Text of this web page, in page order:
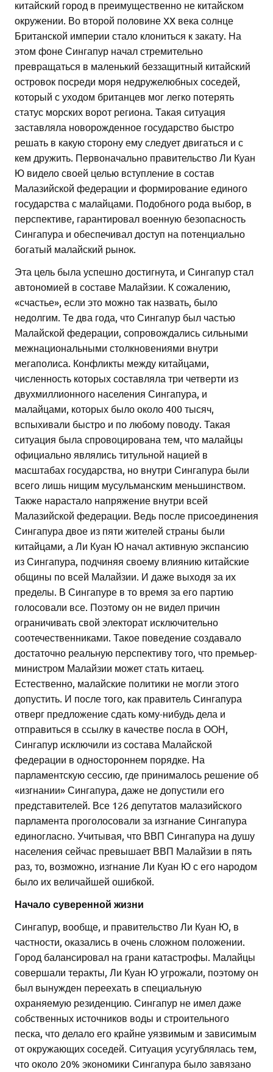
китайский город в преимущественно не китайском
окружении. Во второй половине XX века солнце
Британской империи стало клониться к закату. На
этом фоне Сингапур начал стремительно
превращаться в маленький беззащитный китайский
островок посреди моря недружелюбных соседей,
который с уходом британцев мог легко потерять
статус морских ворот региона. Такая ситуация
заставляла новорожденное государство быстро
решать в какую сторону ему следует двигаться и с
кем дружить. Первоначально правительство Ли Куан
Ю видело своей целью вступление в состав
Малазийской федерации и формирование единого
государства с малайцами. Подобного рода выбор, в
перспективе, гарантировал военную безопасность
Сингапура и обеспечивал доступ на потенциально
богатый малайский рынок.
Эта цель была успешно достигнута, и Сингапур стал
автономией в составе Малайзии. К сожалению,
«счастье», если это можно так назвать, было
недолгим. Те два года, что Сингапур был частью
Малайской федерации, сопровождались сильными
межнациональными столкновениями внутри
мегаполиса. Конфликты между китайцами,
численность которых составляла три четверти из
двухмиллионного населения Сингапура, и
малайцами, которых было около 400 тысяч,
вспыхивали быстро и по любому поводу. Такая
ситуация была спровоцирована тем, что малайцы
официально являлись титульной нацией в
масштабах государства, но внутри Сингапура были
всего лишь нищим мусульманским меньшинством.
Также нарастало напряжение внутри всей
Малазийской федерации. Ведь после присоединения
Сингапура двое из пяти жителей страны были
китайцами, а Ли Куан Ю начал активную экспансию
из Сингапура, подчиняя своему влиянию китайские
общины по всей Малайзии. И даже выходя за их
пределы. В Сингапуре в то время за его партию
голосовали все. Поэтому он не видел причин
ограничивать свой электорат исключительно
соотечественниками. Такое поведение создавало
достаточно реальную перспективу того, что премьер-
министром Малайзии может стать китаец.
Естественно, малайские политики не могли этого
допустить. И после того, как правитель Сингапура
отверг предложение сдать кому-нибудь дела и
отправиться в ссылку в качестве посла в ООН,
Сингапур исключили из состава Малайской
федерации в одностороннем порядке. На
парламентскую сессию, где принималось решение об
«изгнании» Сингапура, даже не допустили его
представителей. Все 126 депутатов малазийского
парламента проголосовали за изгнание Сингапура
единогласно. Учитывая, что ВВП Сингапура на душу
населения сейчас превышает ВВП Малайзии в пять
раз, то, возможно, изгнание Ли Куан Ю с его народом
было их величайшей ошибкой.
Начало суверенной жизни
Сингапур, вообще, и правительство Ли Куан Ю, в
частности, оказались в очень сложном положении.
Город балансировал на грани катастрофы. Малайцы
совершали теракты, Ли Куан Ю угрожали, поэтому он
был вынужден переехать в специальную
охраняемую резиденцию. Сингапур не имел даже
собственных источников воды и строительного
песка, что делало его крайне уязвимым и зависимым
от окружающих соседей. Ситуация усугублялась тем,
что около 20% экономики Сингапура было завязано